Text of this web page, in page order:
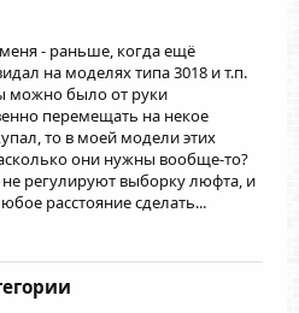
- раньше, когда ещё
на моделях типа 3018 и т.п.
можно было от руки
перемещать на некое
то в моей модели этих
они нужны вообще-то?
регулируют выборку люфта, и
расстояние сделать...